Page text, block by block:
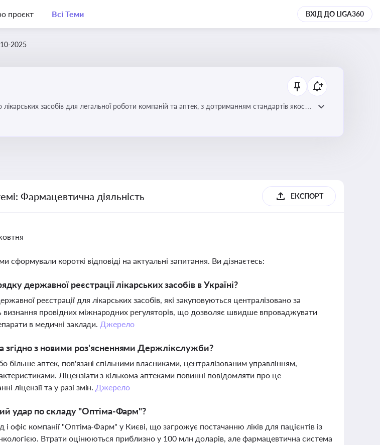
проєкт Всі Теми ВХІД ДО LIGA360
2025
засобів для легальної роботи компаній та аптек, з дотриманням стандартів якості
Фармацевтична діяльність ЕКСПОРТ
сформували короткі відповіді на актуальні запитання. Ви дізнаєтесь:
державної реєстрації лікарських засобів в Україні?
реєстрації для лікарських засобів, які закуповуються централізовано за
провідних міжнародних регуляторів, що дозволяє швидше впроваджувати
в медичні заклади. Джерело
з новими роз'ясненнями Держлікслужби?
аптек, пов'язані спільними власниками, централізованим управлінням,
Ліцензіати з кількома аптеками повинні повідомляти про це
ліцензії та у разі змін. Джерело
удар по складу "Оптіма-Фарм"?
офіс компанії "Оптіма-Фарм" у Києві, що загрожує постачанню ліків для пацієнтів із
Втрати оцінюються приблизно у 100 млн доларів, але фармацевтична система